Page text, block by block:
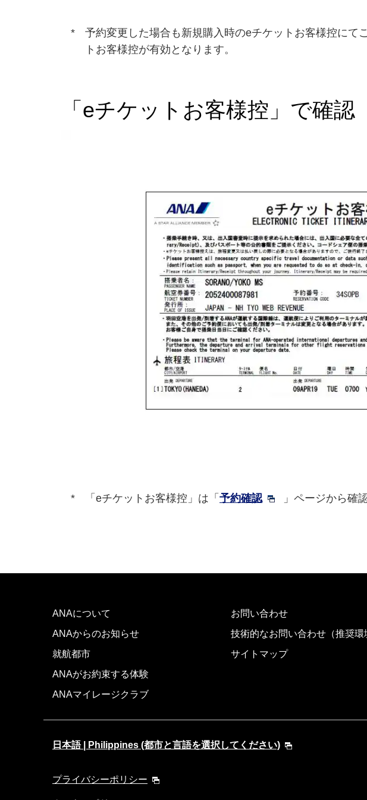
予約変更した場合も新規購入時のeチケットお客様控にて
トお客様控が有効となります。
「eチケットお客様控」で確認
「eチケットお客様控」は「 予約確認 」ページから確
ANAについて
ANAからのお知らせ
就航都市
ANAがお約束する体験
ANAマイレージクラブ
お問い合わせ
技術的なお問い合わせ（推奨環
サイトマップ
日本語 | Philippines (都市と言語を選択してください)
プライバシーポリシー